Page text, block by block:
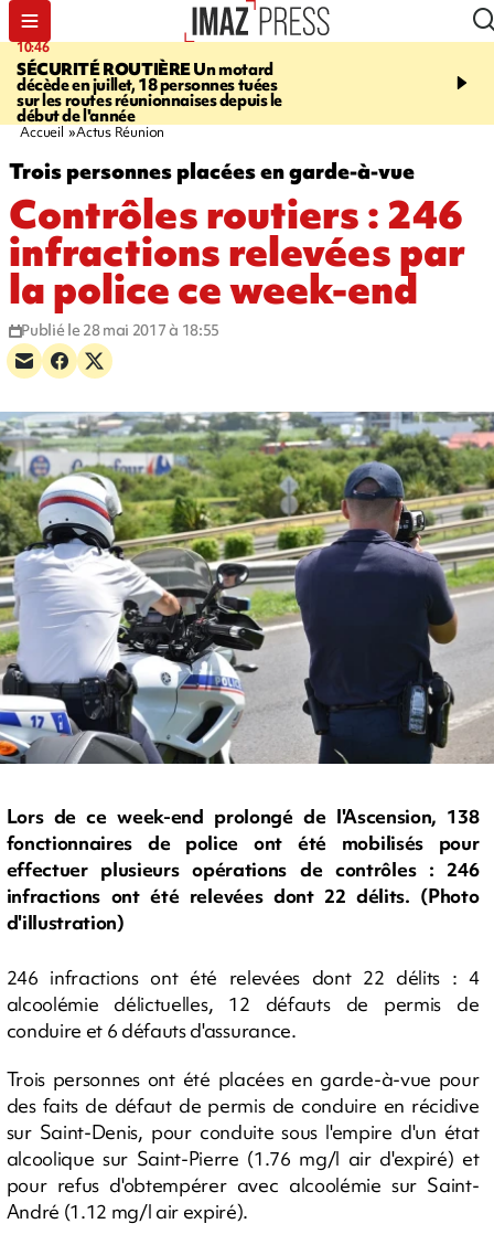
10:46
SÉCURITÉ ROUTIÈREUn motard
décède en juillet, 18 personnes tuées
sur les routes réunionnaises depuis le
début de l'année
13:49
mineurs - un courrier
Accueil Actus Réunion
Trois personnes placées en garde-à-vue
Contrôles routiers : 246
infractions relevées par
la police ce week-end
Publié le 28 mai 2017 à 18:55
Lors de ce week-end prolongé de l'Ascension, 138
fonctionnaires de police ont été mobilisés pour
effectuer plusieurs opérations de contrôles : 246
infractions ont été relevées dont 22 délits. (Photo
d'illustration)
246 infractions ont été relevées dont 22 délits : 4
alcoolémie délictuelles, 12 défauts de permis de
conduire et 6 défauts d'assurance.
Trois personnes ont été placées en garde-à-vue pour
des faits de défaut de permis de conduire en récidive
sur Saint-Denis, pour conduite sous l'empire d'un état
alcoolique sur Saint-Pierre (1.76 mg/l air d'expiré) et
pour refus d'obtempérer avec alcoolémie sur Saint-
André (1.12 mg/l air expiré).